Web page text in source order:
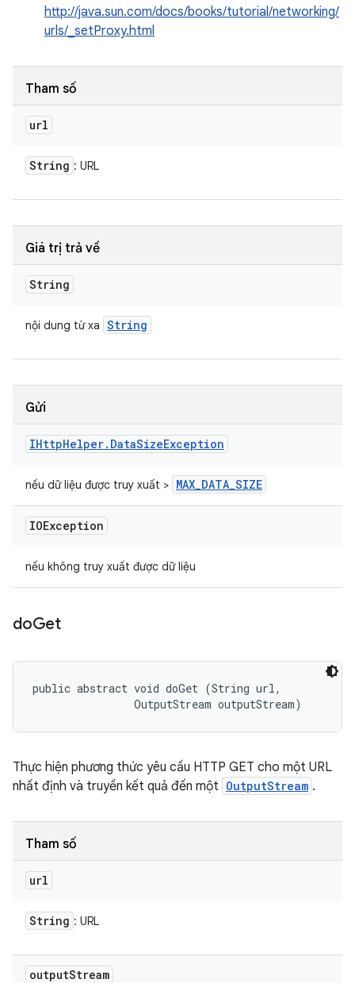
http://java.sun.com/docs/books/tutorial/networking/
urls/_setProxy.html
Tham số
url
String : URL
Giá trị trả về
String
nội dung từ xa String
Gửi
IHttpHelper. DataSizeException
nếu dữ liệu được truy xuất > MAX_DATA_SIZE
IOException
nếu không truy xuất được dữ liệu
doGet
public abstract void doGet (String url,
                OutputStream outputStream)
Thực hiện phương thức yêu cầu HTTP GET cho một URL
nhất định và truyền kết quả đến một OutputStream .
Tham số
url
String : URL
outputStream